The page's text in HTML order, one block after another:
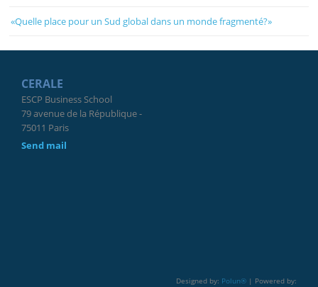
«Quelle place pour un Sud global dans un monde fragmenté?»
CERALE
ESCP Business School
79 avenue de la République -
75011 Paris
Send mail
Designed by: Polun®| Powered by: